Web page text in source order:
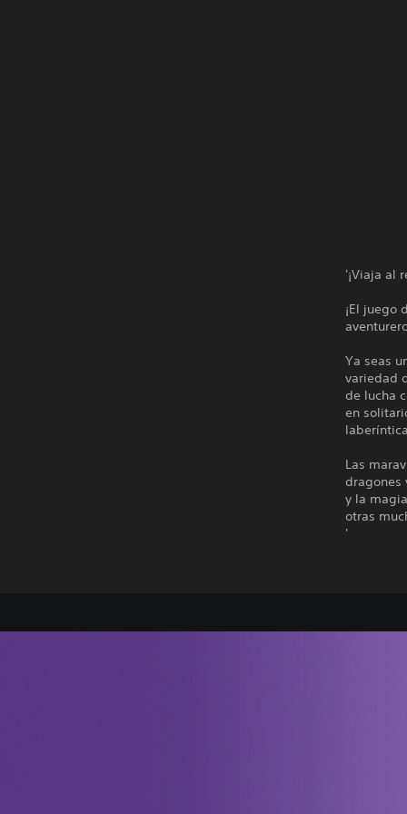
'¡Viaja al
¡El juego
Ya seas
variedad
de lucha
en
Las
dragones
y la
otras
'